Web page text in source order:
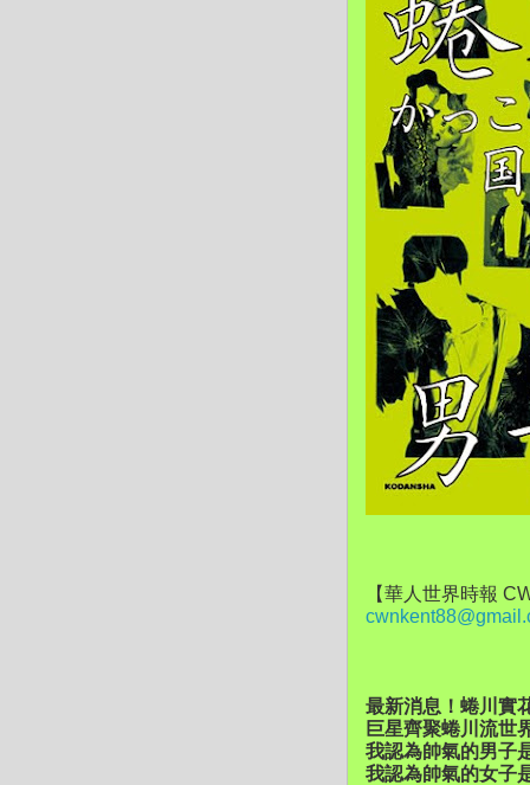
【華人世界時報
最新消息！蜷川實
巨星齊聚蜷川流世
我認為帥氣的男子
我認為帥氣的女子